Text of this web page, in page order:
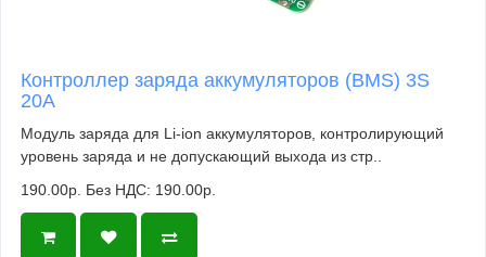
Контроллер заряда аккумуляторов (BMS) 3S
20A
Модуль заряда для Li-ion аккумуляторов, контролирующий
уровень заряда и не допускающий выхода из стр..
190.00р. Без НДС: 190.00р.